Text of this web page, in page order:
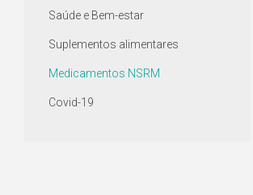
Saúde e Bem-estar
Suplementos alimentares
Medicamentos NSRM
Covid-19